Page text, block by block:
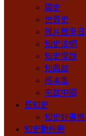
國史
世界史
鴉片戰爭
知史法網
知史學說
知典故
根本集
宅兹中國
長知史
知史好書推
知史動態圈